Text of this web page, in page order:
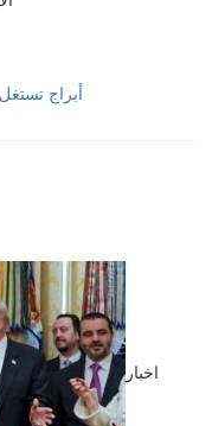
5 أبراج
اخبار